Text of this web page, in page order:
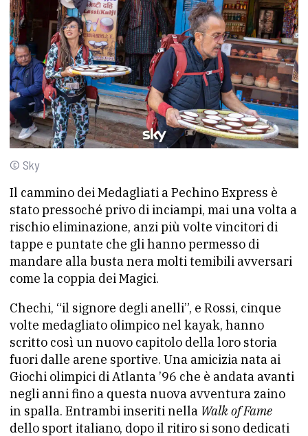
© Sky
Il cammino dei Medagliati a Pechino Express è
stato pressoché privo di inciampi, mai una volta a
rischio eliminazione, anzi più volte vincitori di
tappe e puntate che gli hanno permesso di
mandare alla busta nera molti temibili avversari
come la coppia dei Magici.
Chechi, “il signore degli anelli”, e Rossi, cinque
volte medagliato olimpico nel kayak, hanno
scritto così un nuovo capitolo della loro storia
fuori dalle arene sportive. Una amicizia nata ai
Giochi olimpici di Atlanta ’96 che è andata avanti
negli anni fino a questa nuova avventura zaino
in spalla. Entrambi inseriti nella Walk of Fame
dello sport italiano, dopo il ritiro si sono dedicati